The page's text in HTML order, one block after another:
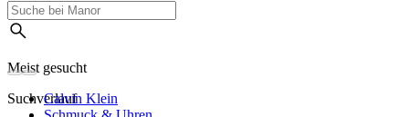
Meist gesucht
SuchverlaufCalvin Klein